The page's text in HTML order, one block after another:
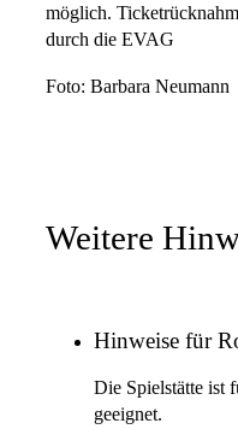
möglich.
durch die EVAG
Foto: Barbara Neumann
Weitere
Hinweise für
Die Spielstätte ist
geeignet.